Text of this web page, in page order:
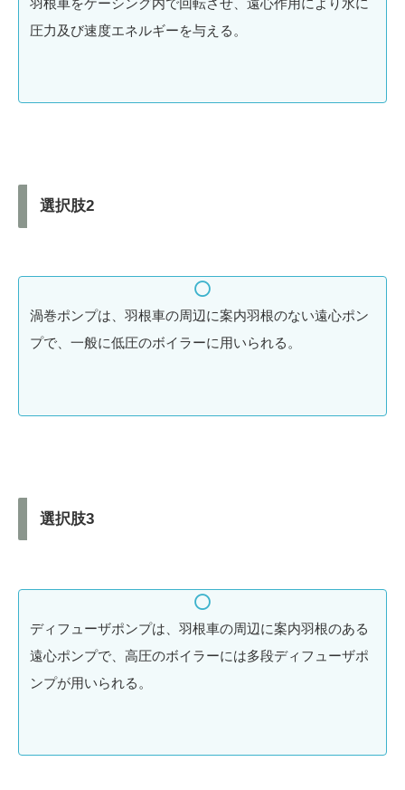
圧力及び速度エネルギーを与える。
選択肢2
渦巻ポンプは、羽根車の周辺に案内羽根のない遠心ポン
プで、一般に低圧のボイラーに用いられる。
選択肢3
ディフューザポンプは、羽根車の周辺に案内羽根のある
遠心ポンプで、高圧のボイラーには多段ディフューザポ
ンプが用いられる。